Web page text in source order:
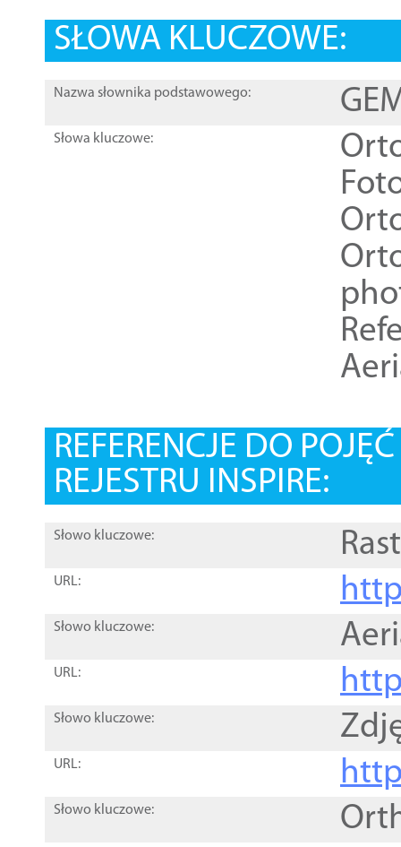
SŁOWA KLUCZOWE:
Nazwa słownika podstawowego:
Słowa kluczowe:
REFERENCJE DO
REJESTRU INSPIRE:
Słowo kluczowe:
URL:
Słowo kluczowe:
URL:
Słowo kluczowe:
URL:
Słowo kluczowe: